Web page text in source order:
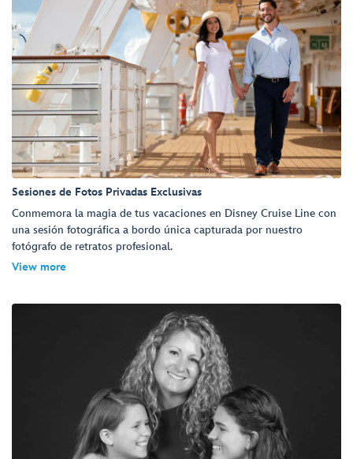
Sesiones de Fotos Privadas Exclusivas
Conmemora la magia de tus vacaciones en Disney Cruise Line con
una sesión fotográfica a bordo única capturada por nuestro
fotógrafo de retratos profesional.
View more